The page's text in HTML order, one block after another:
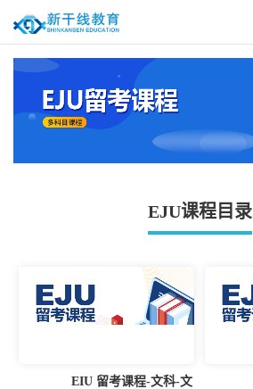
EJU课程目录
EIU 留考课程-文科-文